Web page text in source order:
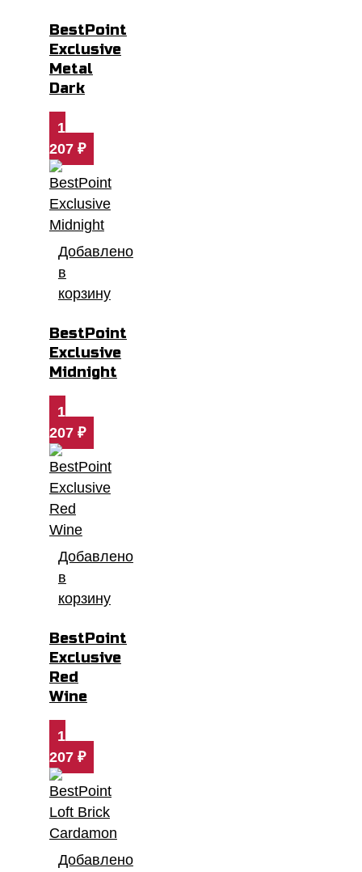
BestPoint
Exclusive
Metal
Dark
1
207 ₽
Добавлено
в
корзину
BestPoint
Exclusive
Midnight
1
207 ₽
Добавлено
в
корзину
BestPoint
Exclusive
Red
Wine
1
207 ₽
Добавлено